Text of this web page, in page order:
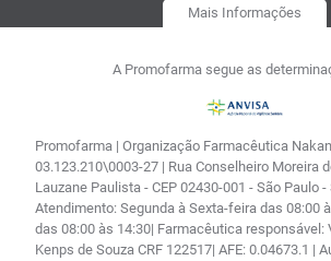
Mais Informações
A Promofarma segue as
Promofarma | Organização Farmacêutica
03.123.210\0003-27 | Rua Conselheiro Moreira
Lauzane Paulista - CEP 02430-001 - São Paulo -
Atendimento: Segunda à Sexta-feira das 08:00
das 08:00 às 14:30| Farmacêutica responsável:
Kenps de Souza CRF 122517| AFE: 0.04673.1 |